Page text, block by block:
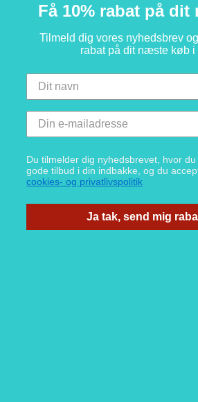
Få 10% rabat på
Tilmeld dig vores nyhedsbrev
rabat på dit næste køb i
Du tilmelder dig nyhedsbrevet, hvor
gode tilbud i din indbakke, og du
cookies- og privatlivspolitik
Ja tak, send mig